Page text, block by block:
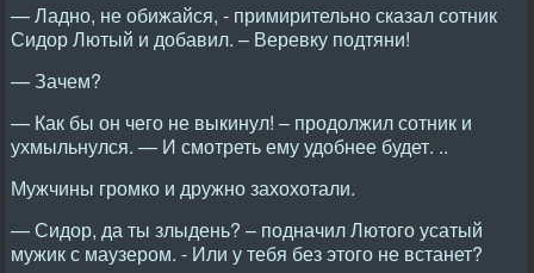
— Ладно, не обижайся, - примирительно сказал сотник
Сидор Лютый и добавил. – Веревку подтяни!
— Зачем?
— Как бы он чего не выкинул! – продолжил сотник и
ухмыльнулся. — И смотреть ему удобнее будет. ..
Мужчины громко и дружно захохотали.
— Сидор, да ты злыдень? – подначил Лютого усатый
мужик с маузером. - Или у тебя без этого не встанет?